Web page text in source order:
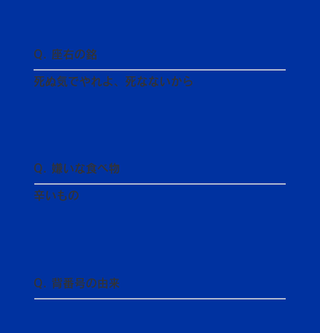
Q. 背番号の由来
Q. 嫌いな食べ物
辛いもの
Q. 座右の銘
死ぬ気でやれよ、死なないから